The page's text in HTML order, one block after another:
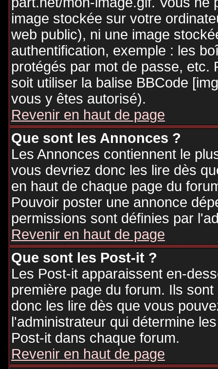
image stockée sur votre
web public), ni une image
authentification, exemple : les
protégés par mot de passe, etc.
soit utiliser la balise BBCode
vous y êtes autorisé).
Revenir en haut de page
Que sont les Annonces ?
Les Annonces contiennent le
vous devriez donc les lire dès
en haut de chaque page du
Pouvoir poster une annonce
permissions sont définies par
Revenir en haut de page
Que sont les Post-it ?
Les Post-it apparaissent en-
première page du forum. Ils
donc les lire dès que vous
l'administrateur qui détermine
Post-it dans chaque forum.
Revenir en haut de page